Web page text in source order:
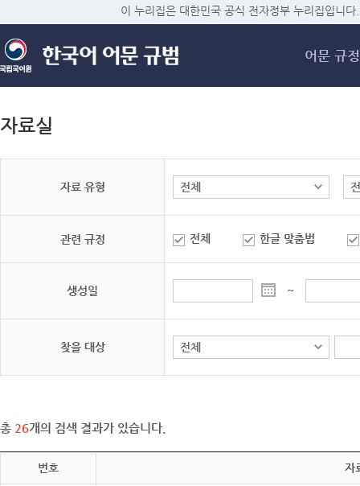
메
이 누리집은 대한민국 공식 전자정부 누리집입니다.
어문 규정
자료실
자료 유형
관련 규정 전체 한글 맞춤법
생성일 ~
찾을 대상
총 26개의 검색 결과가 있습니다.
번호 자